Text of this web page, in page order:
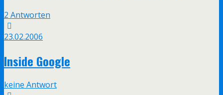
2 Antworten
23.02.2006
Inside Google
keine Antwort